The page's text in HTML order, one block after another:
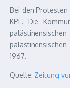
Bei den
KPL. Die
1967.
Quelle: Zeitung